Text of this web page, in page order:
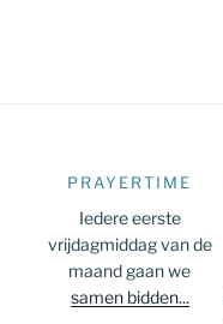
PRAYERTIME
Iedere eerste
vrijdagmiddag van de
maand gaan we
samen bidden...